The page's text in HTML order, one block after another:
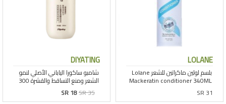
LOLANE
SR 31
DIYATING
SR 18SR 35